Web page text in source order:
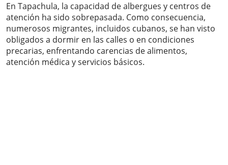
En Tapachula, la capacidad de albergues y centros de
atención ha sido sobrepasada. Como consecuencia,
numerosos migrantes, incluidos cubanos, se han visto
obligados a dormir en las calles o en condiciones
precarias, enfrentando carencias de alimentos,
atención médica y servicios básicos.